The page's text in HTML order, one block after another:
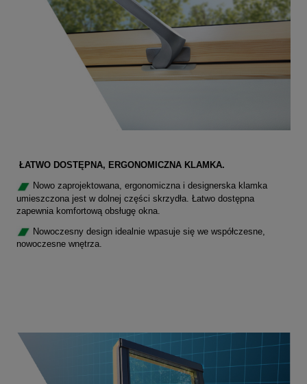
ŁATWO DOSTĘPNA, ERGONOMICZNA KLAMKA.
Nowo zaprojektowana, ergonomiczna i designerska klamka
umieszczona jest w dolnej części skrzydła. Łatwo dostępna
zapewnia komfortową obsługę okna.
Nowoczesny design idealnie wpasuje się we współczesne,
nowoczesne wnętrza.